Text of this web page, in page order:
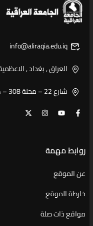
info@aliraqia.edu.iq
العراق , بغداد ,
شارع 22 – محلة 308 – ص.ب:حيفا 7366
روابط مهمة
عن الموقع
خارطة الموقع
مواقع ذات صلة